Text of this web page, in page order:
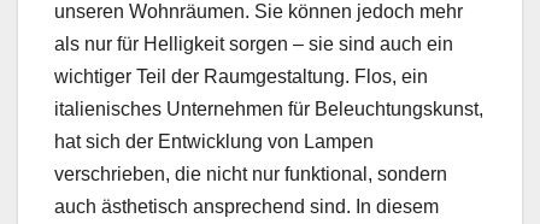
unseren Wohnräumen. Sie können jedoch mehr
als nur für Helligkeit sorgen – sie sind auch ein
wichtiger Teil der Raumgestaltung. Flos, ein
italienisches Unternehmen für Beleuchtungskunst,
hat sich der Entwicklung von Lampen
verschrieben, die nicht nur funktional, sondern
auch ästhetisch ansprechend sind. In diesem